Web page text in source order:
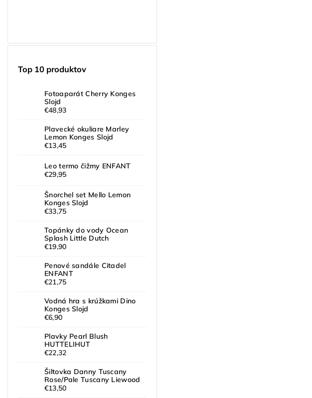
Top 10 produktov
Fotoaparát Cherry Konges
Slojd
€48,93
Plavecké okuliare Marley
Lemon Konges Slojd
€13,45
Leo termo čižmy ENFANT
€29,95
Šnorchel set Mello Lemon
Konges Slojd
€33,75
Topánky do vody Ocean
Splash Little Dutch
€19,90
Penové sandále Citadel
ENFANT
€21,75
Vodná hra s krúžkami Dino
Konges Slojd
€6,90
Plavky Pearl Blush
HUTTELIHUT
€22,32
Šiltovka Danny Tuscany
Rose/Pale Tuscany Liewood
€13,50